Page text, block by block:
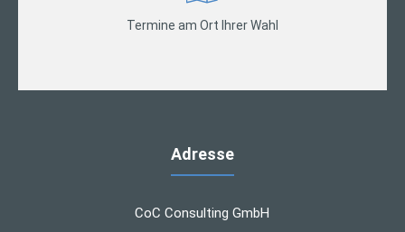
Termine am Ort Ihrer Wahl
Adresse
CoC Consulting GmbH